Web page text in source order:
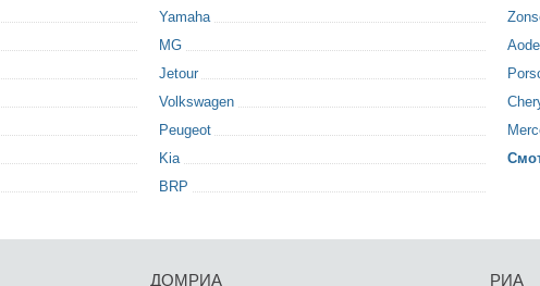
Yamaha
MG
Jetour
Volkswagen
Peugeot
Kia
BRP
ДОМРИА РИА